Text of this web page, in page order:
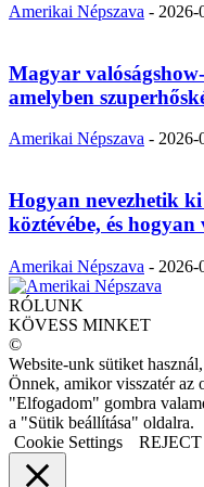
Amerikai Népszava - 2026-
Magyar
amelyben
Amerikai Népszava - 2026-
Hogyan nevezhetik ki
köztévébe, és
Amerikai Népszava - 2026-
RÓLUNK
KÖVESS MINKET
©
Website-unk sütiket
Önnek, amikor visszatér az
"Elfogadom" gombra
a "Sütik beállítása" oldalra.
Cookie Settings